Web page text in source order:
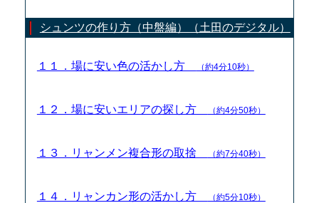
シュンツの作り方（中盤編）（土田のデジタル）
１１．場に安い色の活かし方 （約4分10秒）
１２．場に安いエリアの探し方 （約4分50秒）
１３．リャンメン複合形の取捨 （約7分40秒）
１４．リャンカン形の活かし方 （約5分10秒）